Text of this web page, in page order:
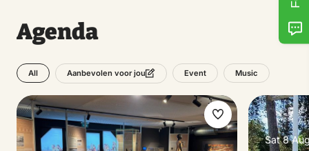
Agenda
All Aanbevolen voor jou Event Music
Make
favorite
Sat 8